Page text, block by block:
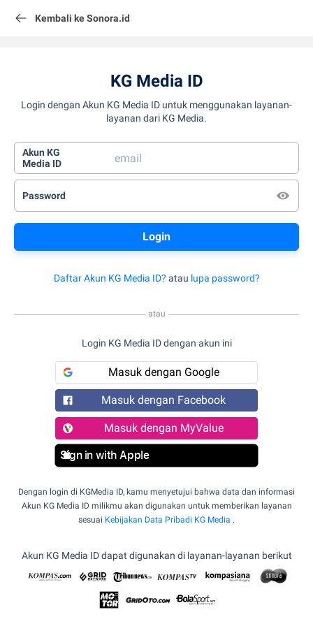
Kembali ke Sonora.id
KG Media ID
Login dengan Akun KG Media ID untuk menggunakan layanan-
layanan dari KG Media.
Akun KG
Media ID
Password
Daftar Akun KG Media ID? atau lupa password?
atau
Login KG Media ID dengan akun ini
Masuk dengan Google
Masuk dengan Facebook
Masuk dengan MyValue
Sign in with Apple
Dengan login di KGMedia ID, kamu menyetujui bahwa data dan informasi
Akun KG Media ID milikmu akan digunakan untuk memberikan layanan
sesuai Kebijakan Data Pribadi KG Media .
Akun KG Media ID dapat digunakan di layanan-layanan berikut